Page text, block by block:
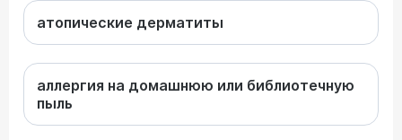
атопические дерматиты
аллергия на домашнюю или библиотечную
пыль